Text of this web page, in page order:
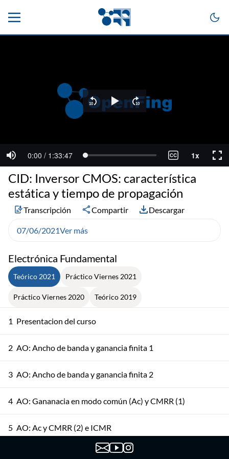
Electrónica Fundamental
Teórico 2021 Práctico Viernes 2021
Práctico Viernes 2020 Teórico 2019
1 Presentacion del curso
2 AO: Ancho de banda y ganancia finita 1
3 AO: Ancho de banda y ganancia finita 2
4 AO: Gananacia en modo común (Ac) y CMRR (1)
5 AO: Ac y CMRR (2) e ICMR
AO: No idealidades DC, Integrador, Excursión de Salida y
CID: Inversor CMOS: característica
estática y tiempo de propagación
Transcripción Compartir Descargar
07/06/2021Ver más